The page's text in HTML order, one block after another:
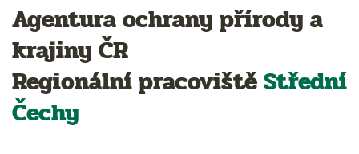
Agentura ochrany přírody a
krajiny ČR
Regionální pracovištěStřední
Čechy